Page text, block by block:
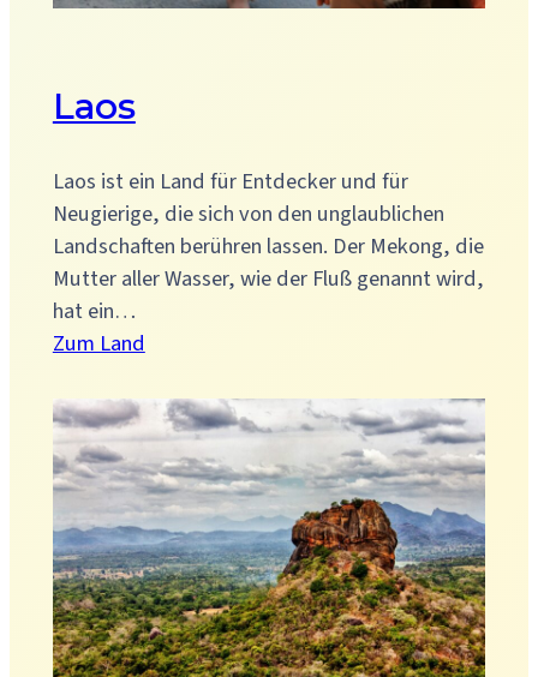
Laos
Laos ist ein Land für Entdecker und für
Neugierige, die sich von den unglaublichen
Landschaften berühren lassen. Der Mekong, die
Mutter aller Wasser, wie der Fluß genannt wird,
hat ein…
Zum Land